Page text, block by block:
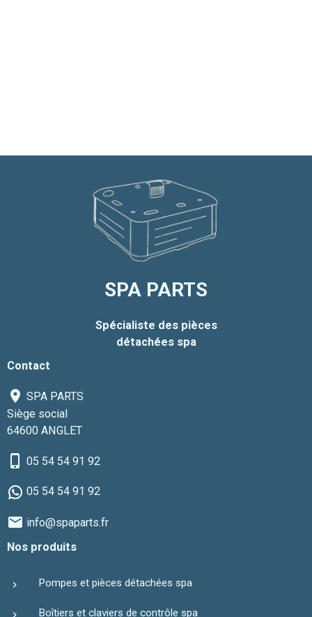
SPA PARTS
Spécialiste des pièces
détachées spa
Contact
SPA PARTS
Siège social
64600 ANGLET
05 54 54 91 92
05 54 54 91 92
info@spaparts.fr
Nos produits
Pompes et pièces détachées spa
Boîtiers et claviers de contrôle spa